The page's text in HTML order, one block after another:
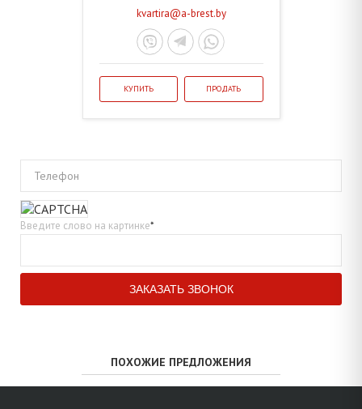
kvartira@a-brest.by
КУПИТЬ ПРОДАТЬ
Телефон
Введите слово на картинке*
ПОХОЖИЕ ПРЕДЛОЖЕНИЯ